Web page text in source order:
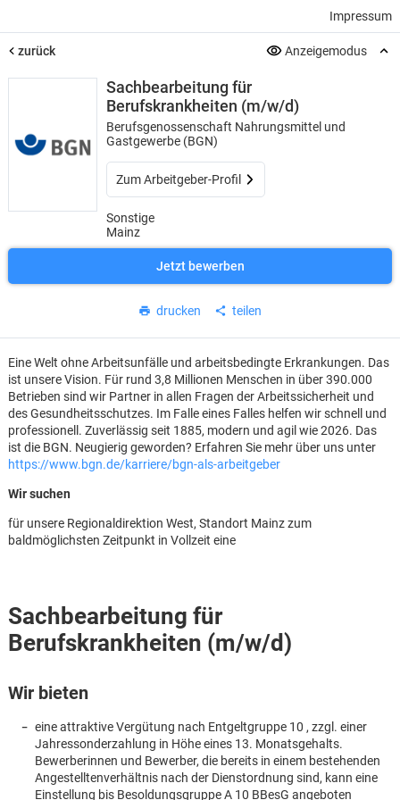
Impressum
zurück Anzeigemodus
Sachbearbeitung für
Berufskrankheiten (m/w/d)
Berufsgenossenschaft Nahrungsmittel und
Gastgewerbe (BGN)
Zum Arbeitgeber-Profil
Sonstige
Mainz
Jetzt bewerben
drucken teilen
Eine Welt ohne Arbeitsunfälle und arbeitsbedingte Erkrankungen. Das
ist unsere Vision. Für rund 3,8 Millionen Menschen in über 390.000
Betrieben sind wir Partner in allen Fragen der Arbeitssicherheit und
des Gesundheitsschutzes. Im Falle eines Falles helfen wir schnell und
professionell. Zuverlässig seit 1885, modern und agil wie 2026. Das
ist die BGN. Neugierig geworden? Erfahren Sie mehr über uns unter
https://www.bgn.de/karriere/bgn-als-arbeitgeber
Wir suchen
für unsere Regionaldirektion West, Standort Mainz zum
baldmöglichsten Zeitpunkt in Vollzeit eine
Sachbearbeitung für
Berufskrankheiten (m/w/d)
Wir bieten
eine attraktive Vergütung nach Entgeltgruppe 10 , zzgl. einer
Jahressonderzahlung in Höhe eines 13. Monatsgehalts.
Bewerberinnen und Bewerber, die bereits in einem bestehenden
Angestelltenverhältnis nach der Dienstordnung sind, kann eine
Einstellung bis Besoldungsgruppe A 10 BBesG angeboten
Karte anzeigen